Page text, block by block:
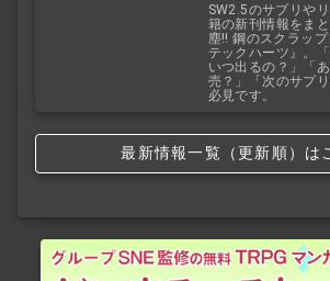
SW2.5のサプリや
籍の新刊情報をま
塵!! 鋼のスクラッ
テックハーツ』。
いつ出るの？」「
売？」「次のサプ
必見です。
最新情報一覧（更新順）は